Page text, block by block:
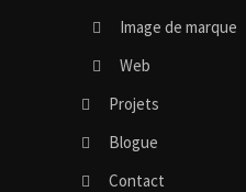
Image de marque
Web
Projets
Blogue
Contact